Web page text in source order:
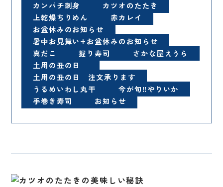
カンパチ刺身
カツオのたたき
上乾燥ちりめん
赤カレイ
お盆休みのお知らせ
暑中お見舞い+お盆休みのお知らせ
真だこ
握り寿司
さかな屋えうら
土用の丑の日
土用の丑の日 注文承ります
うるめいわし丸干
今が旬‼️やりいか
手巻き寿司
お知らせ